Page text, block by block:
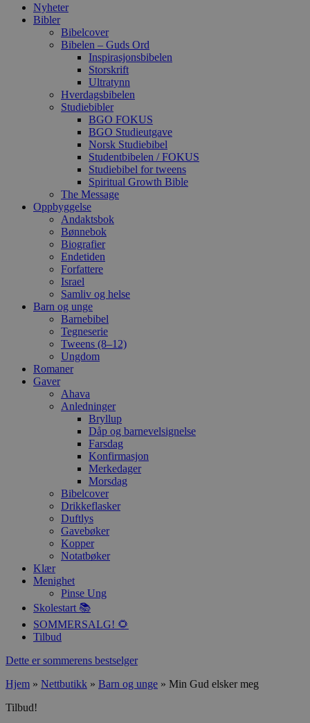
Nyheter
Bibler
Bibelcover
Bibelen – Guds Ord
Inspirasjonsbibelen
Storskrift
Ultratynn
Hverdagsbibelen
Studiebibler
BGO FOKUS
BGO Studieutgave
Norsk Studiebibel
Studentbibelen / FOKUS
Studiebibel for tweens
Spiritual Growth Bible
The Message
Oppbyggelse
Andaktsbok
Bønnebok
Biografier
Endetiden
Forfattere
Israel
Samliv og helse
Barn og unge
Barnebibel
Tegneserie
Tweens (8–12)
Ungdom
Romaner
Gaver
Ahava
Anledninger
Bryllup
Dåp og barnevelsignelse
Farsdag
Konfirmasjon
Merkedager
Morsdag
Bibelcover
Drikkeflasker
Duftlys
Gavebøker
Kopper
Notatbøker
Klær
Menighet
Pinse Ung
Skolestart 📚
SOMMERSALG! 🌻
Tilbud
Dette er sommerens bestselger
Hjem » Nettbutikk » Barn og unge » Min Gud elsker meg
Tilbud!